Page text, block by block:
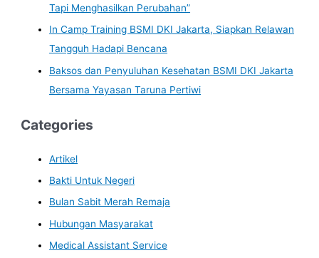
Tapi Menghasilkan Perubahan”
In Camp Training BSMI DKI Jakarta, Siapkan Relawan
Tangguh Hadapi Bencana
Baksos dan Penyuluhan Kesehatan BSMI DKI Jakarta
Bersama Yayasan Taruna Pertiwi
Categories
Artikel
Bakti Untuk Negeri
Bulan Sabit Merah Remaja
Hubungan Masyarakat
Medical Assistant Service